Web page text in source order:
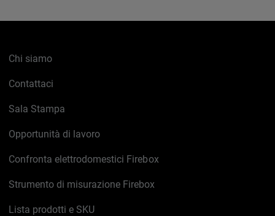
Chi siamo
Contattaci
Sala Stampa
Opportunità di lavoro
Confronta elettrodomestici Firebox
Strumento di misurazione Firebox
Lista prodotti e SKU